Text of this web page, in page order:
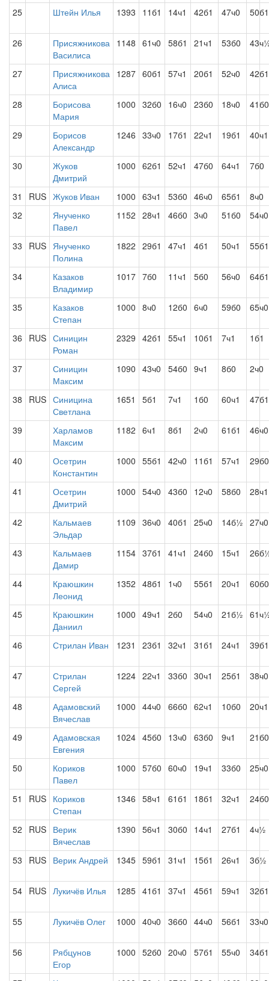
25 Штейн Илья 1393 11б1 14ч1 42б1 47ч0 50б1
26
Присяжникова
Василиса
1148 61ч0 58б1 21ч1 53б0
27
Присяжникова
Алиса
1287 60б1 57ч1 20б1 52ч0 42б1
28
Борисова
Мария
1000 32б0 16ч0 23б0 18ч0 41б0
29
Борисов
Александр
1246 33ч0 17б1 22ч1 19б1 40ч1
30
Жуков
Дмитрий
1000 62б1 52ч1 47б0 64ч1 7б0
31 RUS Жуков Иван 1000 63ч1 53б0 46ч0 65б1
8ч0
32
Янученко
Павел
1152 28ч1 46б0 3ч0 51б0 54ч0
33 RUS Янученко
Полина
1822 29б1 47ч1 4б1 50ч1 55б1
34
Казаков
Владимир
1017 7б0 11ч1 5б0 56ч0 64б1
35
Казаков
Степан
1000 8ч0 12б0 6ч0 59б0 65ч0
36 RUS Синицин
Роман
2329 42б1 55ч1 10б1 7ч1 1б1
37
Синицин
Максим
1090 43ч0 54б0 9ч1 8б0 2ч0
38 RUS Синицина
Светлана
1651 5б1 7ч1 1б0 60ч1 47б1
39
Харламов
Максим
1182 6ч1 8б1 2ч0 61б1 46ч0
40
Осетрин
Константин
1000 55б1 42ч0 11б1 57ч1 29б0
41
Осетрин
Дмитрий
1000 54ч0 43б0 12ч0 58б0 28ч1
42
Кальмаев
Эльдар
1109 36ч0 40б1 25ч0 14б½ 27ч0
43
Кальмаев
Дамир
1154 37б1 41ч1 24б0 15ч1
44
Краюшкин
Леонид
1352 48б1 1ч0 55б1 20ч1 60б0
45
Краюшкин
Даниил
1000 49ч1 2б0 54ч0 21б½
46 Стрилан Иван 1231 23б1 32ч1 31б1 24ч1 39б1
47
Стрилан
Сергей
1224 22ч1 33б0 30ч1 25б1 38ч0
48
Адамовский
Вячеслав
1000 44ч0 66б0 62ч1 10б0 20ч1
49
Адамовская
Евгения
1024 45б0 13ч0 63б0 9ч1 21б0
50
Кориков
Павел
1000 57б0 60ч0 19ч1 33б0 25ч0
51 RUS Кориков
Степан
1346 58ч1 61б1 18б1 32ч1 24б0
52 RUS Верик
Вячеслав
1390 56ч1 30б0 14ч1 27б1 4ч½
53 RUS Верик Андрей 1345 59б1 31ч1 15б1 26ч1 3б½
54 RUS Лукичёв Илья 1285 41б1 37ч1 45б1 59ч1 32б1
55 Лукичёв Олег 1000 40ч0 36б0 44ч0 56б1 33ч0
56
Рябцунов
Егор
1000 52б0 20ч0 57б1 55ч0 34б1